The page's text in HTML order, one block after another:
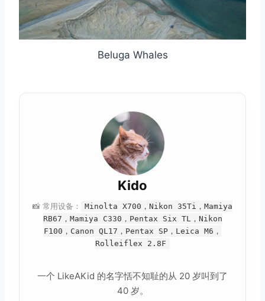
Beluga Whales
Kido
📸 常用设备：
Minolta X700，Nikon 35Ti，Mamiya
RB67，Mamiya C330，Pentax Six TL，Nikon
F100，Canon QL17，Pentax SP，Leica M6，
Rolleiflex 2.8F
一个 LikeAKid 的名字恬不知耻的从 20 岁叫到了
40 岁。